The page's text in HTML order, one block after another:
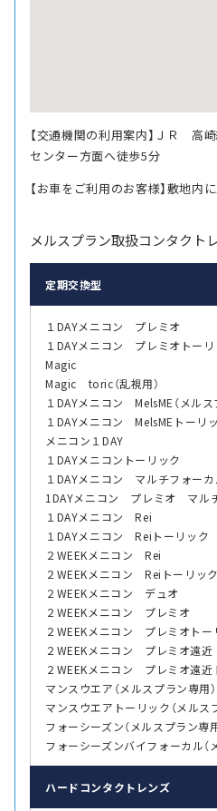
【交通機関の利用案内】ＪＲ
センター方面へ徒歩5分
【お車をご利用のお客様】敷地内
メルスプラン取扱コンタクト
定期交換型
１DAYメニコン プレミオ
１DAYメニコン プレミオトーリ
Magic
Magic toric（乱視用）
１DAYメニコン MelsME（メルス
１DAYメニコン MelsMEトーリッ
メニコン１DAY
１DAYメニコントーリック
１DAYメニコン マルチフォーカ
1DAYメニコン プレミオ マル
１DAYメニコン Rei
１DAYメニコン Reiトーリック
２WEEKメニコン Rei
２WEEKメニコン Reiトーリック
２WEEKメニコン デュオ
２WEEKメニコン プレミオ
２WEEKメニコン プレミオトー
２WEEKメニコン プレミオ遠近
２WEEKメニコン プレミオ遠近
マンスウエア（メルスプラン専用）
マンスウエアトーリック（メルス
フォーシーズン（メルスプラン専
フォーシーズンバイフォーカル（
ハード コンタクトレンズ